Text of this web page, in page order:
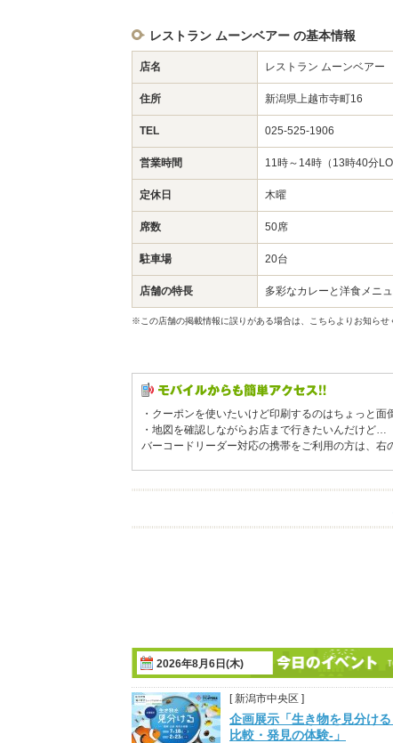
レストラン ムーンベアー の基本情報
店名 レストラン ムーンベアー
住所 新潟県上越市寺町16
TEL 025-525-1906
営業時間 11時～14時（13時40分
定休日 木曜
席数 50席
駐車場 20台
店舗の特長 多彩なカレーと洋食メニ
※この店舗の掲載情報に誤りがある場合は、こちらよりお知らせ
・クーポンを使いたいけど印刷するのはちょっと面
・地図を確認しながらお店まで行きたいんだけど…
バーコードリーダー対応の携帯をご利用の方は、右
2026年8月6日(木)
[ 新潟市中央区 ]
企画展示「生き物を見分ける
比較・発見の体験-」